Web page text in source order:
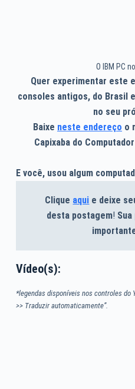
O IBM PC
Quer experimentar este
consoles antigos, do Brasil
no seu
Baixe neste endereço o
Capixaba do
E você, usou algum
Clique aqui e deixe
desta postagem!
Vídeo(s):
*legendas disponíveis nos controles do
>> Traduzir automaticamente”.